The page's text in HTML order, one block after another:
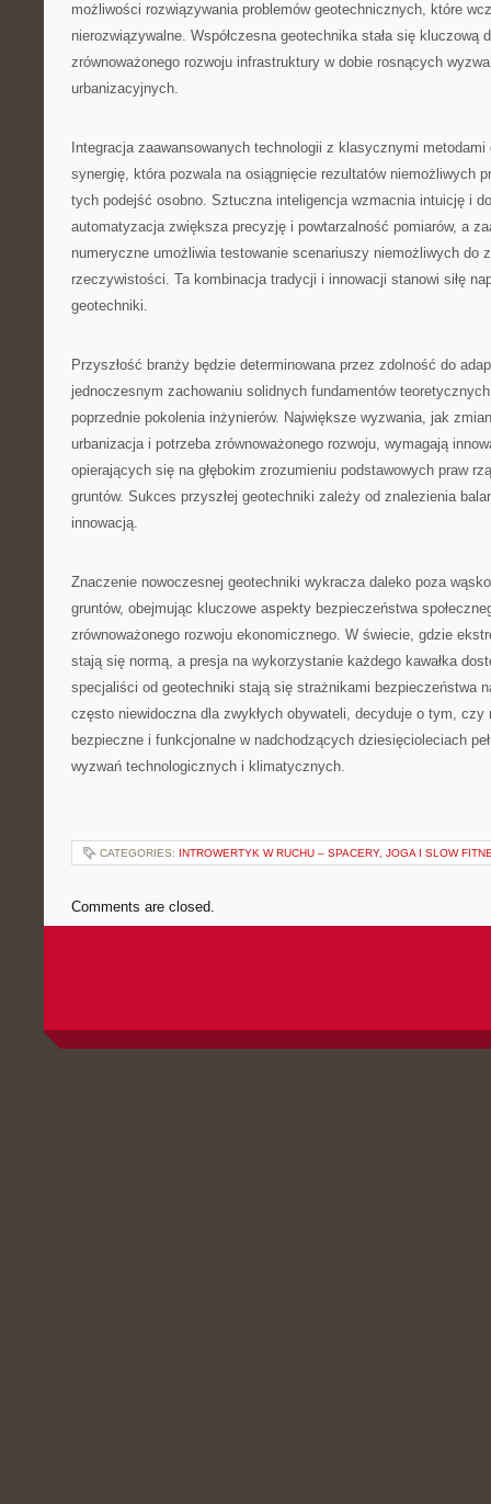
możliwości rozwiązywania problemów geotechnicznych, które
nierozwiązywalne. Współczesna geotechnika stała się kluczową
zrównoważonego rozwoju infrastruktury w dobie rosnących
urbanizacyjnych.
Integracja zaawansowanych technologii z klasycznymi
synergię, która pozwala na osiągnięcie rezultatów niemożliwych
tych podejść osobno. Sztuczna inteligencja wzmacnia intuicję i
automatyzacja zwiększa precyzję i powtarzalność pomiarów, a
numeryczne umożliwia testowanie scenariuszy niemożliwych do
rzeczywistości. Ta kombinacja tradycji i innowacji stanowi siłę
geotechniki.
Przyszłość branży będzie determinowana przez zdolność do
jednoczesnym zachowaniu solidnych fundamentów
poprzednie pokolenia inżynierów. Największe wyzwania, jak
urbanizacja i potrzeba zrównoważonego rozwoju, wymagają
opierających się na głębokim zrozumieniu podstawowych praw
gruntów. Sukces przyszłej geotechniki zależy od znalezienia
innowacją.
Znaczenie nowoczesnej geotechniki wykracza daleko poza
gruntów, obejmując kluczowe aspekty bezpieczeństwa
zrównoważonego rozwoju ekonomicznego. W świecie, gdzie
stają się normą, a presja na wykorzystanie każdego kawałka
specjaliści od geotechniki stają się strażnikami bezpieczeństwa
często niewidoczna dla zwykłych obywateli, decyduje o tym, czy
bezpieczne i funkcjonalne w nadchodzących dziesięcioleciach
wyzwań technologicznych i klimatycznych.
CATEGORIES: INTROWERTYK W RUCHU – SPACERY, JOGA I SLOW
Comments are closed.